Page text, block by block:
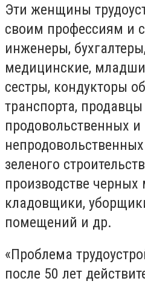
Эти женщины
своим профессиям и
инженеры,
медицинские,
сестры, кондукторы
транспорта, продавцы
продовольственных и
зеленого
производстве черных
кладовщики,
помещений и др.
«Проблема
после 50 лет